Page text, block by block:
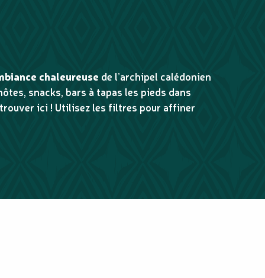
favoris
chaleureuse de l’archipel calédonien
snacks, bars à tapas les pieds dans
ici ! Utilisez les filtres pour affiner